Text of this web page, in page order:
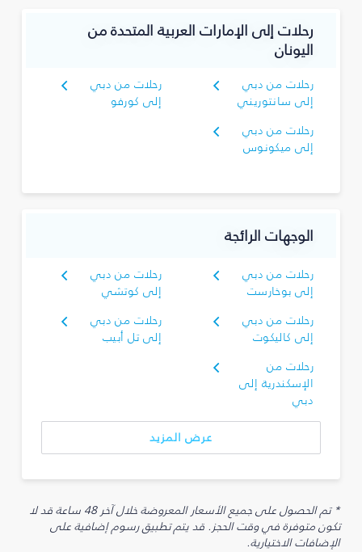
رحلات إلى الإمارات العربية المتحدة من
اليونان
رحلات من دبي
إلى سانتوريني
رحلات من دبي
إلى كورفو
رحلات من دبي
إلى ميكونوس
الوجهات الرائجة
رحلات من دبي
إلى بوخارست
رحلات من دبي
إلى كوتشي
رحلات من دبي
إلى كاليكوت
رحلات من دبي
إلى تل أبيب
رحلات من
الإسكندرية إلى
دبي
عرض المزيد
* تم الحصول على جميع الأسعار المعروضة خلال آخر 48 ساعة قد لا
تكون متوفرة في وقت الحجز. قد يتم تطبيق رسوم إضافية على
الإضافات الاختيارية.